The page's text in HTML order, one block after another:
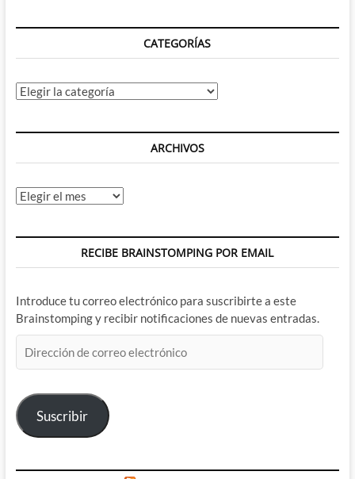
Peter
CATEGORÍAS
Categorías
ARCHIVOS
Archivos
RECIBE BRAINSTOMPING POR EMAIL
Introduce tu correo electrónico para suscribirte a este
Brainstomping y recibir notificaciones de nuevas entradas.
de
electrónico
Suscribir